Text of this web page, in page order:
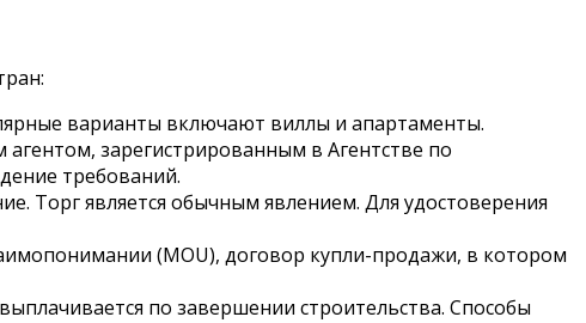
варианты включают виллы и апартаменты.
зарегистрированным в Агентстве по
требований.
Торг является обычным явлением. Для удостоверения
(MOU), договор купли-продажи, в котором
по завершении строительства. Способы